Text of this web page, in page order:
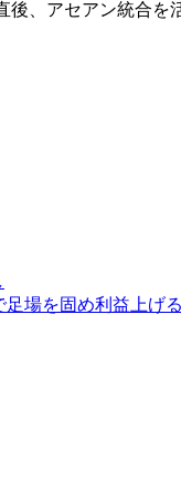
後、アセアン統合
場を固め利益上げる